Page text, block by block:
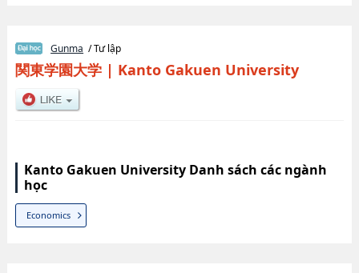
Gunma / Tư lập
関東学園大学| Kanto Gakuen University
Kanto Gakuen University Danh sách các ngành
học
Economics